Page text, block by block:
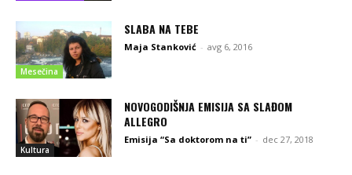
Mesečina
SLABA NA TEBE
Maja Stanković - avg 6, 2016
Kultura
NOVOGODIŠNJA EMISIJA SA SLAĐOM
ALLEGRO
Emisija “Sa doktorom na ti” - dec 27, 2018